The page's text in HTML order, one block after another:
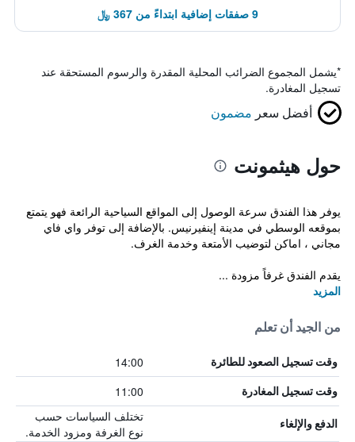
9 صفقات إضافية ابتداءً من 367 ﷼
*يشمل المجموع الضرائب المحلية المقدرة والرسوم المستحقة عند
تسجيل المغادرة.
أفضل سعر مضمون
حول هيثمونت
يوفر هذا الفندق سرعة الوصول إلى المواقع السياحية الرائعة فهو يتمتع
بموقعه الوسطي في مدينة إينفيرنيس. بالإضافة إلى توفر واي فاي
مجاني ، اماكن لتوضيب الأمتعة وخدمة الغرف.
يقدم الفندق غرفاً مزودة ...
المزيد
من الجيد أن تعلم
وقت تسجيل الصعود للطائرة 14:00
وقت تسجيل المغادرة 11:00
الدفع والإلغاء
تختلف السياسات حسب
نوع الغرفة ومزود الخدمة.